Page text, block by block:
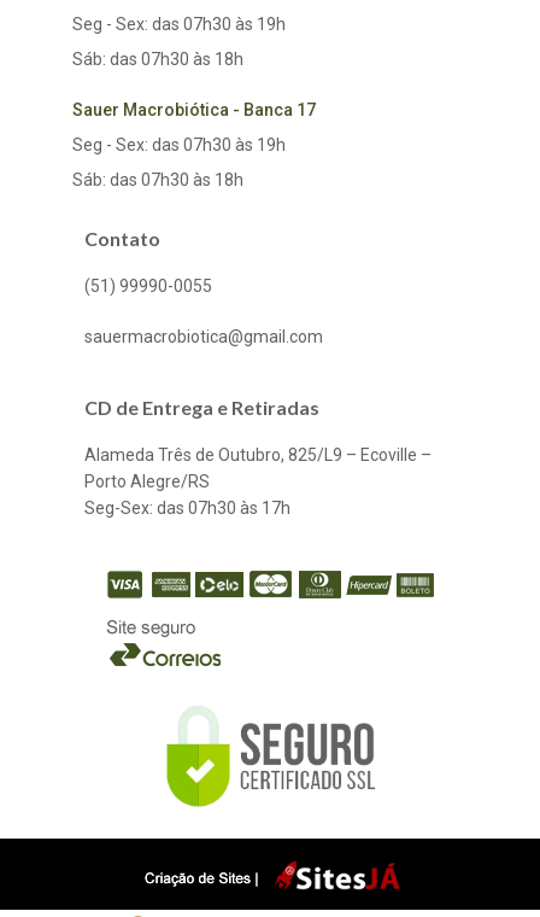
Seg - Sex: das 07h30 às 19h
Sáb: das 07h30 às 18h
Sauer Macrobiótica - Banca 17
Seg - Sex: das 07h30 às 19h
Sáb: das 07h30 às 18h
Contato
(51) 99990-0055
sauermacrobiotica@gmail.com
CD de Entrega e Retiradas
Alameda Três de Outubro, 825/L9 – Ecoville –
Porto Alegre/RS
Seg-Sex: das 07h30 às 17h